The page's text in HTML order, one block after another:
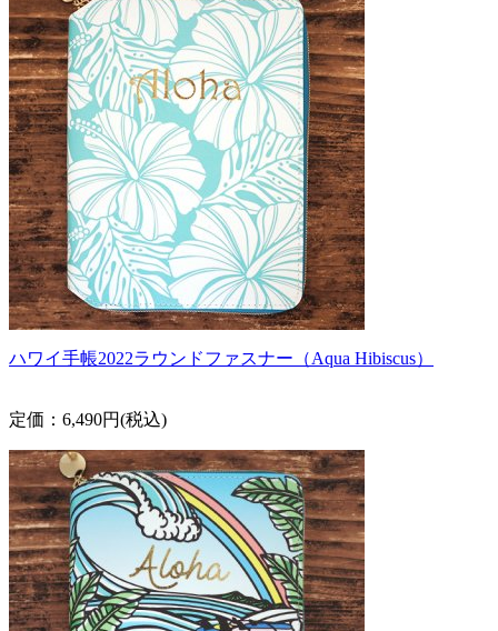
ハワイ手帳2022ラウンドファスナー（Aqua Hibiscus）
定価：6,490円(税込)